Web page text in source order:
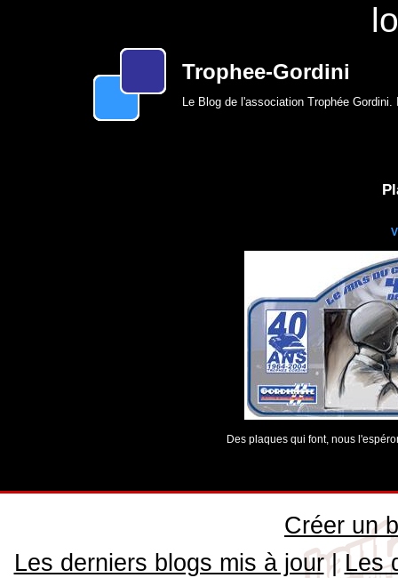
Trophee-Gordini
Le Blog de l'association Trophée
Des plaques qui font, nous
Créer un
Les derniers blogs mis à jour| Les